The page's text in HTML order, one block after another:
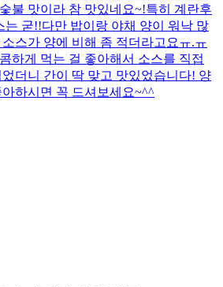
불 맛이라 참 맛있네요~!특히 계란후
는 굳!! ​다만 밥이랑 야채 양이 워낙 많
스가 양에 비해 좀 적더라고요ㅠ.ㅠ
하게 먹는 걸 좋아해서 소스를 직접
더니 간이 딱 맞고 맛있었습니다! 양
하시면 꼭 드셔보세요~^^